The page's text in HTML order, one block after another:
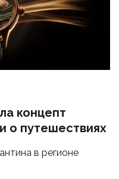
концепт
о путешествиях
в регионе